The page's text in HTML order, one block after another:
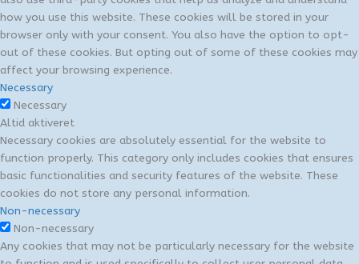
how you use this website. These cookies will be stored in your
browser only with your consent. You also have the option to opt-
out of these cookies. But opting out of some of these cookies may
affect your browsing experience.
Necessary
Necessary
Altid aktiveret
Necessary cookies are absolutely essential for the website to
function properly. This category only includes cookies that ensures
basic functionalities and security features of the website. These
cookies do not store any personal information.
Non-necessary
Non-necessary
Any cookies that may not be particularly necessary for the website